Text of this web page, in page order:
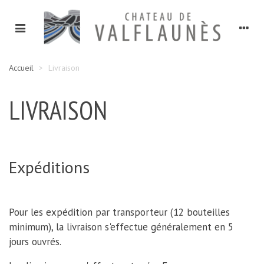
Accueil > Livraison
LIVRAISON
Expéditions
Pour les expédition par transporteur (12 bouteilles
minimum), la livraison s'effectue généralement en 5
jours ouvrés.